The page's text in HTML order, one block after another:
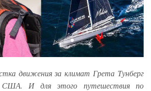
движения за климат Грета Тунберг
США. И для этого путешествия по